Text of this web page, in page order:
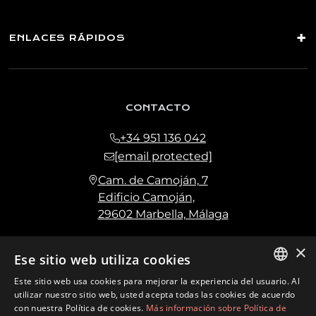
ENLACES RÁPIDOS
CONTACTO
+34 951 136 042
[email protected]
Cam. de Camoján, 7
Edificio Camoján,
29602 Marbella, Málaga
ENGLISH
×
Ese sitio web utiliza cookies
Este sitio web usa cookies para mejorar la experiencia del usuario. Al
utilizar nuestro sitio web, usted acepta todas las cookies de acuerdo
con nuestra Política de cookies. Más información sobre Política de